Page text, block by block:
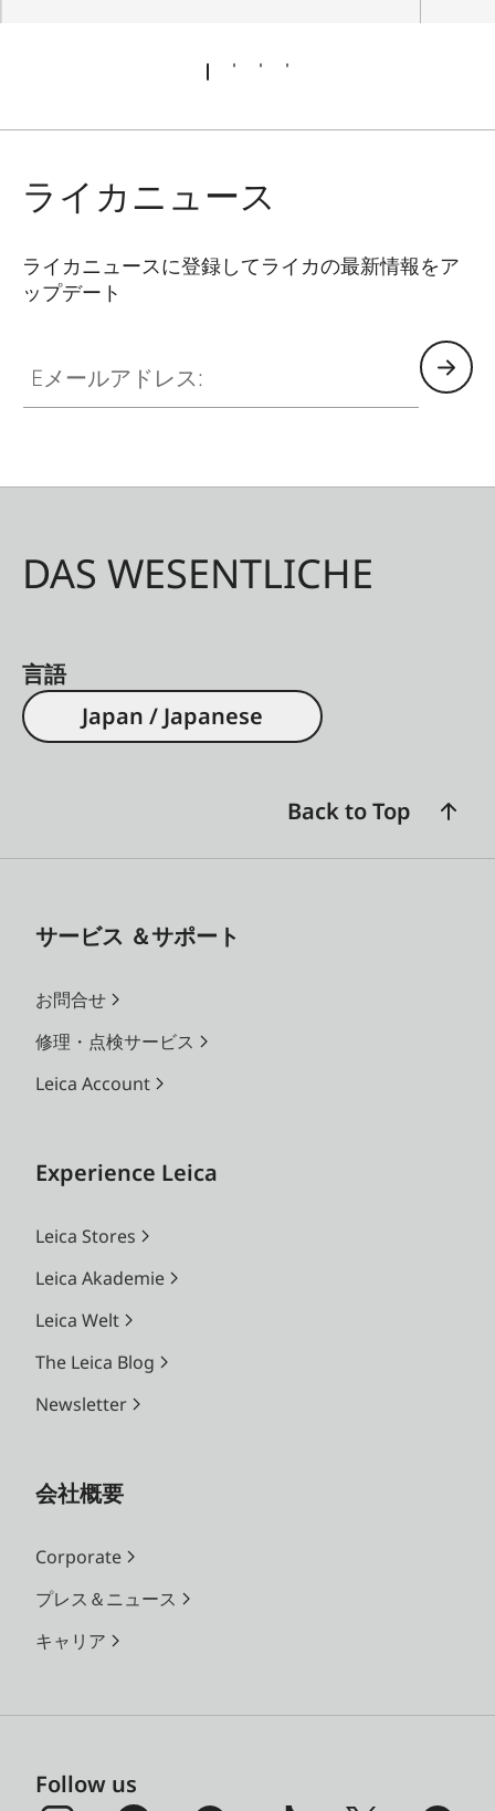
ライカニュース
ライカニュースに登録してライカの最新情報をア
ップデート
DAS WESENTLICHE
言語
Japan / Japanese
Back to Top
サービス ＆サポート
お問合せ
修理・点検サービス
Leica Account
Experience Leica
Leica Stores
Leica Akademie
Leica Welt
The Leica Blog
Newsletter
会社概要
Corporate
プレス＆ニュース
キャリア
Follow us